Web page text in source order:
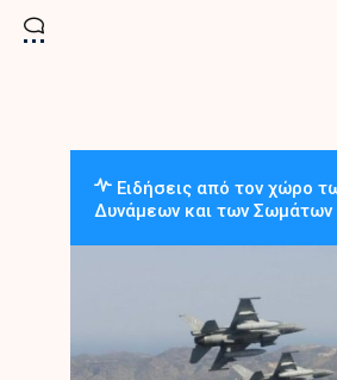
Ειδήσεις από τον χώρο
Δυνάμεων και των Σωμάτων